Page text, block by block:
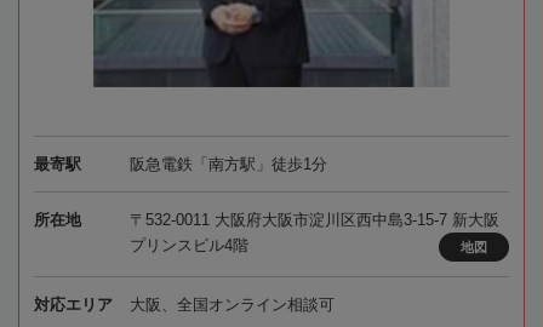
最寄駅 阪急電鉄「南方駅」徒歩1分
所在地
〒532-0011 大阪府大阪市淀川区西中島3-15-7 新大阪
プリンスビル4階
地図
対応エリア 大阪、全国オンライン相談可